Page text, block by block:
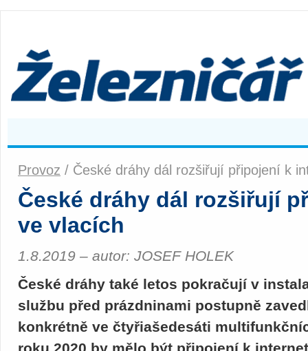
Provoz / České dráhy dál rozšiřují připojení k
České dráhy dál rozšiřují
ve vlacích
1.8.2019 – autor: JOSEF HOLEK
České dráhy také letos pokračují v
službu před prázdninami postupně
konkrétně ve čtyřiašedesáti